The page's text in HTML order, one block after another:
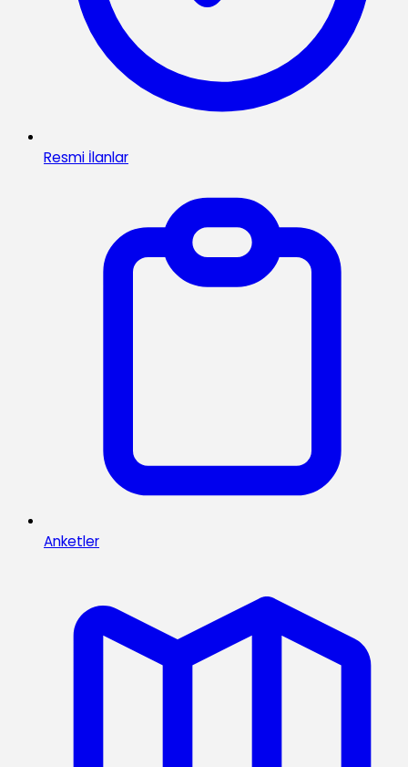
Resmi İlanlar
Anketler